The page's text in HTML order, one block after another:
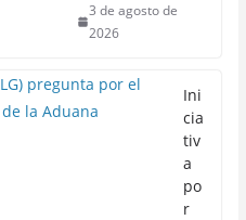
3 de agosto de
2026
Ini
cia
tiv
a
po
r